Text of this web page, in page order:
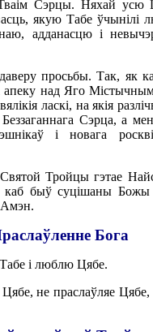
Сэрцы. Няхай усю
якую Табе ўчынілі
адданасцю і
просьбы. Так, як
апеку над Яго
ласкі, на якія
Сэрца, а
і новага
Тройцы гэтае
каб быў суцішаны
Амэн.
Бога
і люблю Цябе.
не праслаўляе Цябе,